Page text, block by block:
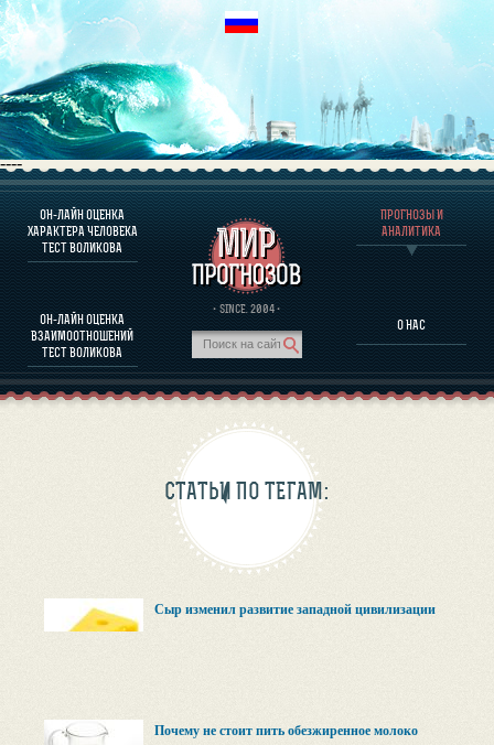
----
ОН-ЛАЙН ОЦЕНКА
ХАРАКТЕРА ЧЕЛОВЕКА
ТЕСТ ВОЛИКОВА
ОН-ЛАЙН ОЦЕНКА
ВЗАИМООТНОШЕНИЙ
ТЕСТ ВОЛИКОВА
· SINCE. 2004 ·
ПРОГНОЗЫ И
АНАЛИТИКА
О НАС
О ПРОГРАММЕ
ОЦЕНКА ХАРАКТЕРA ЧЕЛОВЕКА
ОЦЕНКА ХАРАКТЕРА ВЫДАЮЩИХСЯ ЛИЧНОСТЕЙ
О ПРОГРАММЕ
ПРОГНОЗЫ И АНАЛИТИКА
СТАТЬИ ПО ТЕГАМ:
Сыр изменил развитие западной цивилизации
Почему не стоит пить обезжиренное молоко